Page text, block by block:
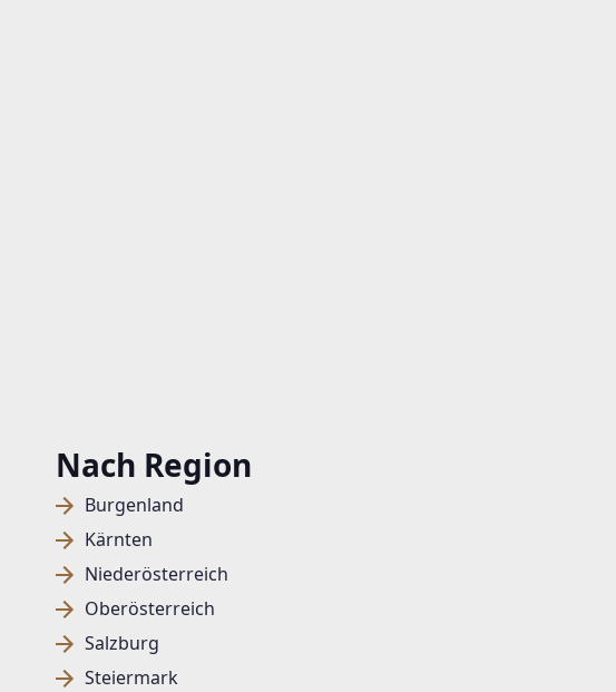
Nach Region
Burgenland
Kärnten
Niederösterreich
Oberösterreich
Salzburg
Steiermark